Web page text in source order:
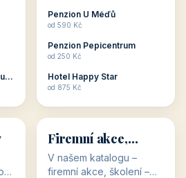
Restaurace a penzion Eduard
milovníky cykloturistiky
připraveny. Většinou mají
Penzion U Méďů
od 590 Kč
Penzion Pepicentrum
od 250 Kč
Hotel Happy Star
od 875 Kč
💼
💼
31 objektů
Firemní akce,
školení
V našem katalogu –
firemní akce, školení –